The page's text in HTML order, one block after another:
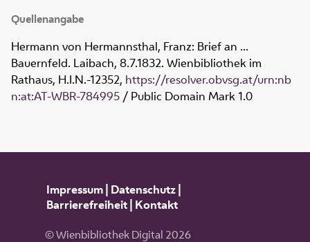
Quellenangabe
Hermann von Hermannsthal, Franz: Brief an ...
Bauernfeld. Laibach, 8.7.1832. Wienbibliothek im
Rathaus, H.I.N.-12352, https://resolver.obvsg.at/urn:nb
n:at:AT-WBR-784995 / Public Domain Mark 1.0
Impressum| Datenschutz|
Barrierefreiheit| Kontakt
© Wienbibliothek Digital 2026